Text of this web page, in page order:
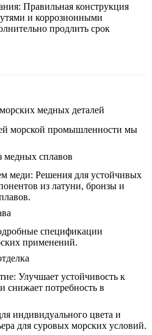
: Правильная конструкция
и коррозионными
продлить срок
медных деталей
морской промышленности мы
медных сплавов
меди: Решения для устойчивых
из латуни, бронзы и
спецификации
применений.
: Улучшает устойчивость к
снижает потребность в
индивидуального цвета и
для суровых морских условий.